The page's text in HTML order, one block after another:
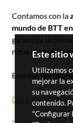
Contamos con la
mundo de BTT
garantiza la
rutas y
Eventos del
Del 12 al 14 de
Este sitio
Utilizamos
mejorar la
su
contenido.
"Configurar